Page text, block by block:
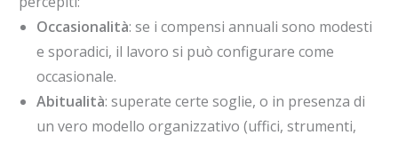
Occasionalità: se i compensi annuali sono modesti
e sporadici, il lavoro si può configurare come
occasionale.
Abitualità: superate certe soglie, o in presenza di
un vero modello organizzativo (uffici, strumenti,